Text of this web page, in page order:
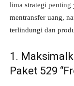
lima strategi penting
mentransfer uang,
terlindungi dan
1.
Paket 529